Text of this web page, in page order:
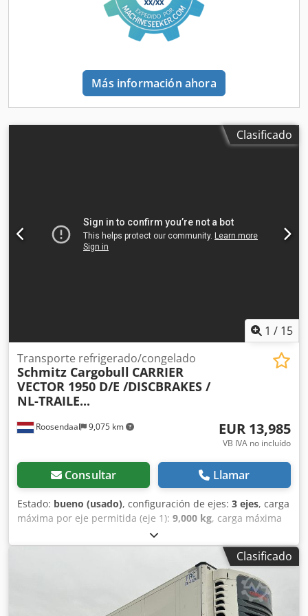
delantero y trasero, compartimento para palés, sistema de
frenado electrónico EBS, conector 1x15 y 2x7 pines,
protección antisalpicaduras. En nuestro sitio web
disponibles. ¿Necesita financiación? Ofrecemos
financiación personalizada, así como servicios integrales o
servicios telemáticos. Estaremos encantados de asesorarle
Más información ahora
Clasificado
1 / 15
Roosendaal 9,075 km
Transporte refrigerado/congelado
Schmitz Cargobull CARRIER
VECTOR 1950 D/E /DISCBRAKES /
NL-TRAILE...
EUR 13,985
VB IVA no incluído
Consultar Llamar
Estado: bueno (usado), configuración de ejes: 3 ejes, carga
máxima por eje permitida (eje 1): 9,000 kg, carga máxima
9,000 kg
(eje 3):9,000 kg, primer registro:03/2015, longitud total:
, altura total:4,000 mm,
, tamaño del neumático:385/65-R22.5
8,910 mm, Año de fabricación:2015
, = Opciones y accesorios adicionales = -
Clasificado